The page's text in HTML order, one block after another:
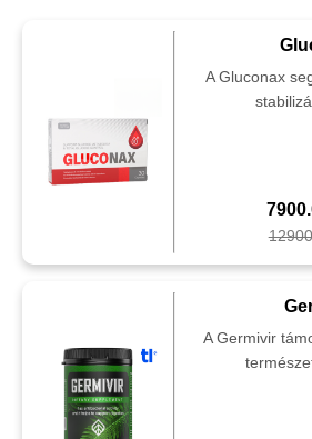
A Gluconax
A Germivir